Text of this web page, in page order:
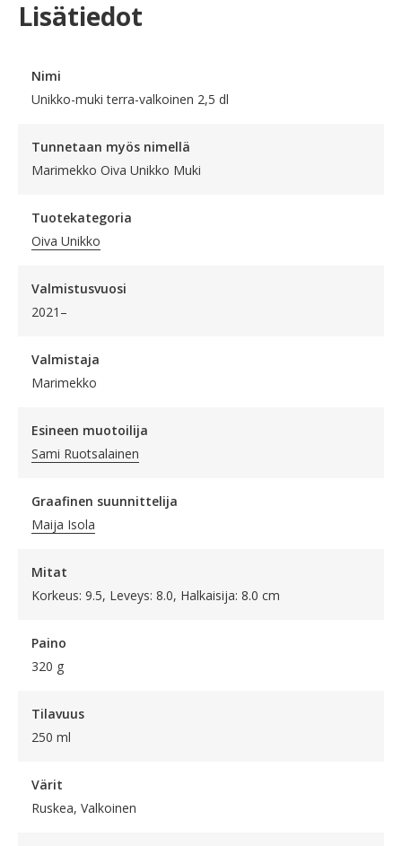
Lisätiedot
Nimi
Unikko-muki terra-valkoinen 2,5 dl
Tunnetaan myös nimellä
Marimekko Oiva Unikko Muki
Tuotekategoria
Oiva Unikko
Valmistusvuosi
2021–
Valmistaja
Marimekko
Esineen muotoilija
Sami Ruotsalainen
Graafinen suunnittelija
Maija Isola
Mitat
Korkeus: 9.5, Leveys: 8.0, Halkaisija: 8.0 cm
Paino
320 g
Tilavuus
250 ml
Värit
Ruskea, Valkoinen